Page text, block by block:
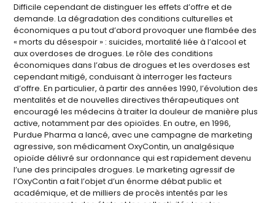
Difficile cependant de distinguer les effets d’offre et de
demande. La dégradation des conditions culturelles et
économiques a pu tout d’abord provoquer une flambée des
« morts du désespoir » : suicides, mortalité liée à l’alcool et
aux overdoses de drogues. Le rôle des conditions
économiques dans l’abus de drogues et les overdoses est
cependant mitigé, conduisant à interroger les facteurs
d’offre. En particulier, à partir des années 1990, l’évolution des
mentalités et de nouvelles directives thérapeutiques ont
encouragé les médecins à traiter la douleur de manière plus
active, notamment par des opioïdes. En outre, en 1996,
Purdue Pharma a lancé, avec une campagne de marketing
agressive, son médicament OxyContin, un analgésique
opioïde délivré sur ordonnance qui est rapidement devenu
l’une des principales drogues. Le marketing agressif de
l’OxyContin a fait l’objet d’un énorme débat public et
académique, et de milliers de procès intentés par les